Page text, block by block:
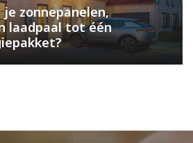
zonnepanelen,
laadpaal tot één